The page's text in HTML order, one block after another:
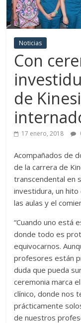
Noticias
Con
de
17 enero, 2018
Acompañados de
de la carrera de
transcendental en
investidura, un
las aulas y el
“Cuando uno está
donde todo es
equivocarnos.
profesores están
duda que pueda
ceremonia marca
clínico, donde nos
prácticamente
de nuestros